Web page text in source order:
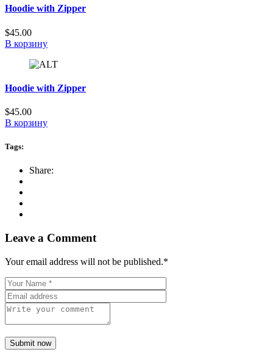
Hoodie with Zipper
$45.00
В корзину
Hoodie with Zipper
$45.00
В корзину
Tags:
Share:
Leave a Comment
Your email address will not be published.*
Submit now